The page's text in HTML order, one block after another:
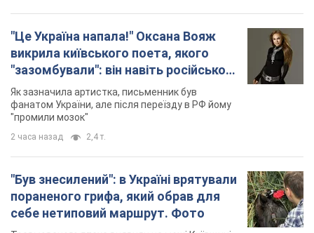
"Це Україна напала!" Оксана Вояж
викрила київського поета, якого
"зазомбували": він навіть російської
не знав, а тепер хоче геноциду
українців
Як зазначила артистка, письменник був
фанатом України, але після переїзду в РФ йому
"промили мозок"
2 часа назад 2,4 т.
"Був знесилений": в Україні врятували
пораненого грифа, який обрав для
себе нетиповий маршрут. Фото